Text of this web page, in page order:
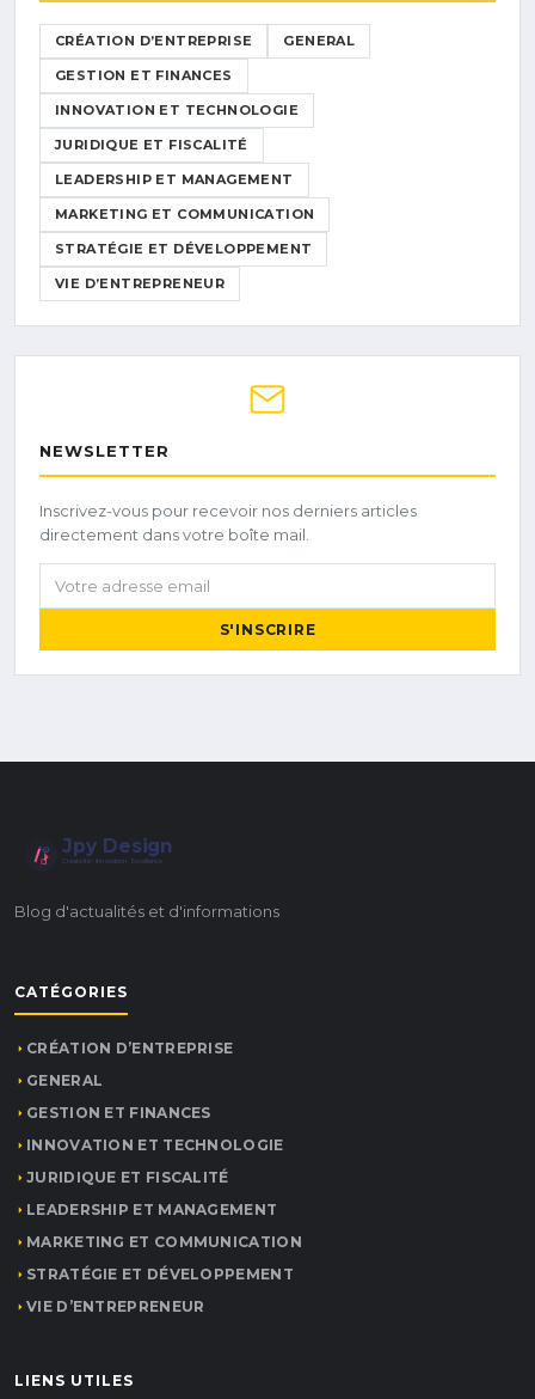
CRÉATION D’ENTREPRISE GENERAL
GESTION ET FINANCES
INNOVATION ET TECHNOLOGIE
JURIDIQUE ET FISCALITÉ
LEADERSHIP ET MANAGEMENT
MARKETING ET COMMUNICATION
STRATÉGIE ET DÉVELOPPEMENT
VIE D’ENTREPRENEUR
NEWSLETTER
Inscrivez-vous pour recevoir nos derniers articles
directement dans votre boîte mail.
Votre adresse email
S'INSCRIRE
Jpy Design
Créativité • Innovation • Excellence
Blog d'actualités et d'informations
CATÉGORIES
CRÉATION D’ENTREPRISE
GENERAL
GESTION ET FINANCES
INNOVATION ET TECHNOLOGIE
JURIDIQUE ET FISCALITÉ
LEADERSHIP ET MANAGEMENT
MARKETING ET COMMUNICATION
STRATÉGIE ET DÉVELOPPEMENT
VIE D’ENTREPRENEUR
LIENS UTILES